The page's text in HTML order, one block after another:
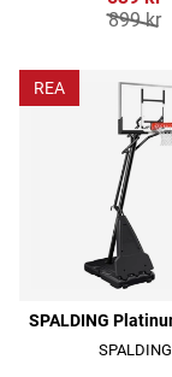
899 kr
REA
SPALDING
SPALDING